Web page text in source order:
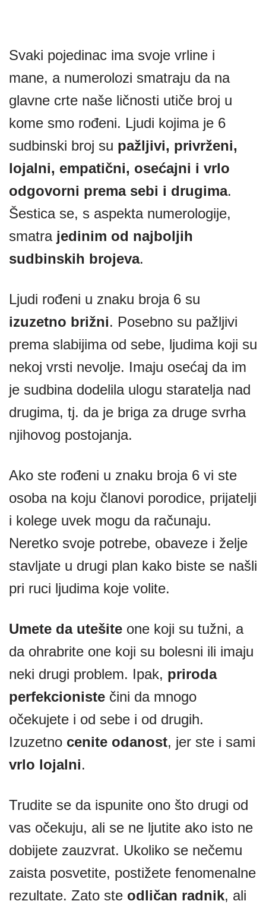
Svaki pojedinac ima svoje vrline i
mane, a numerolozi smatraju da na
glavne crte naše ličnosti utiče broj u
kome smo rođeni. Ljudi kojima je 6
sudbinski broj su pažljivi, privrženi,
lojalni, empatični, osećajni i vrlo
odgovorni prema sebi i drugima.
Šestica se, s aspekta numerologije,
smatra jedinim od najboljih
sudbinskih brojeva.
Ljudi rođeni u znaku broja 6 su
izuzetno brižni. Posebno su pažljivi
prema slabijima od sebe, ljudima koji su
nekoj vrsti nevolje. Imaju osećaj da im
je sudbina dodelila ulogu staratelja nad
drugima, tj. da je briga za druge svrha
njihovog postojanja.
Ako ste rođeni u znaku broja 6 vi ste
osoba na koju članovi porodice, prijatelji
i kolege uvek mogu da računaju.
Neretko svoje potrebe, obaveze i želje
stavljate u drugi plan kako biste se našli
pri ruci ljudima koje volite.
Umete da utešite one koji su tužni, a
da ohrabrite one koji su bolesni ili imaju
neki drugi problem. Ipak, priroda
perfekcioniste čini da mnogo
očekujete i od sebe i od drugih.
Izuzetno cenite odanost, jer ste i sami
vrlo lojalni.
Trudite se da ispunite ono što drugi od
vas očekuju, ali se ne ljutite ako isto ne
dobijete zauzvrat. Ukoliko se nečemu
zaista posvetite, postižete fenomenalne
rezultate. Zato ste odličan radnik, ali